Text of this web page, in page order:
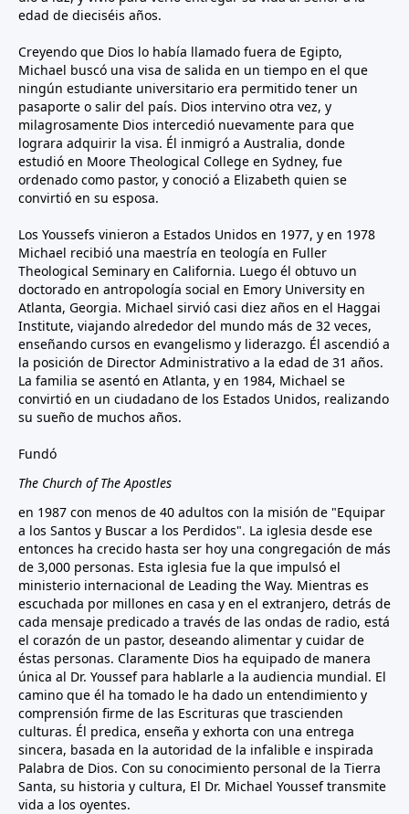
edad de dieciséis años.
Creyendo que Dios lo había llamado fuera de Egipto,
Michael buscó una visa de salida en un tiempo en el que
ningún estudiante universitario era permitido tener un
pasaporte o salir del país. Dios intervino otra vez, y
milagrosamente Dios intercedió nuevamente para que
lograra adquirir la visa. Él inmigró a Australia, donde
estudió en Moore Theological College en Sydney, fue
ordenado como pastor, y conoció a Elizabeth quien se
convirtió en su esposa.
Los Youssefs vinieron a Estados Unidos en 1977, y en 1978
Michael recibió una maestría en teología en Fuller
Theological Seminary en California. Luego él obtuvo un
doctorado en antropología social en Emory University en
Atlanta, Georgia. Michael sirvió casi diez años en el Haggai
Institute, viajando alrededor del mundo más de 32 veces,
enseñando cursos en evangelismo y liderazgo. Él ascendió a
la posición de Director Administrativo a la edad de 31 años.
La familia se asentó en Atlanta, y en 1984, Michael se
convirtió en un ciudadano de los Estados Unidos, realizando
su sueño de muchos años.
Fundó
The Church of The Apostles
en 1987 con menos de 40 adultos con la misión de "Equipar
a los Santos y Buscar a los Perdidos". La iglesia desde ese
entonces ha crecido hasta ser hoy una congregación de más
de 3,000 personas. Esta iglesia fue la que impulsó el
ministerio internacional de Leading the Way. Mientras es
escuchada por millones en casa y en el extranjero, detrás de
cada mensaje predicado a través de las ondas de radio, está
el corazón de un pastor, deseando alimentar y cuidar de
éstas personas. Claramente Dios ha equipado de manera
única al Dr. Youssef para hablarle a la audiencia mundial. El
camino que él ha tomado le ha dado un entendimiento y
comprensión firme de las Escrituras que trascienden
culturas. Él predica, enseña y exhorta con una entrega
sincera, basada en la autoridad de la infalible e inspirada
Palabra de Dios. Con su conocimiento personal de la Tierra
Santa, su historia y cultura, El Dr. Michael Youssef transmite
vida a los oyentes.